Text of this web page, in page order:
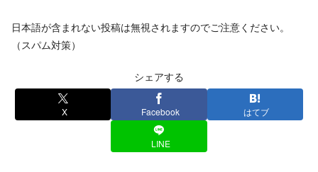
日本語が含まれない投稿は無視されますのでご注意ください。
（スパム対策）
シェアする
X Facebook はてブ
LINE